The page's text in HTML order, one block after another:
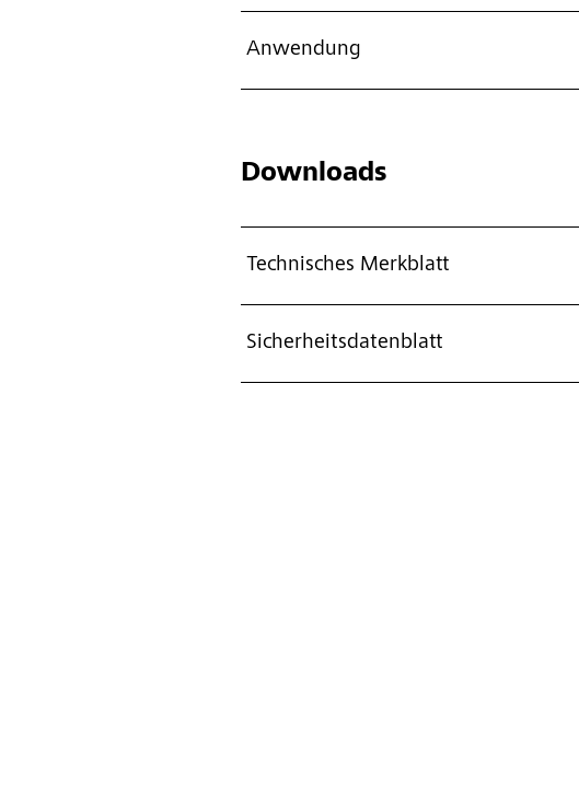
Anwendung
Downloads
Technisches Merkblatt
Sicherheitsdatenblatt